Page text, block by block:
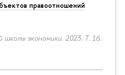
правоотношений
экономики. 2023. Т. 16.